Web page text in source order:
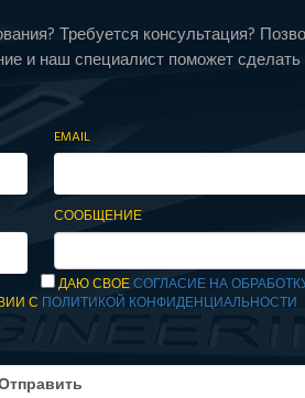
Требуется консультация?
и наш специалист поможет сделать
EMAIL
СООБЩЕНИЕ
ДАЮ СВОЕСОГЛАСИЕ НА
С ПОЛИТИКОЙ КОНФИДЕНЦИАЛЬНОСТИ